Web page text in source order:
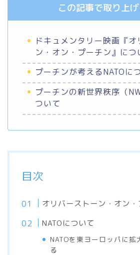
この記事で取り上
ドキュメンタリー映画『オ
ン・オン・プーチン』につ
プーチンが考えるNATOに
プーチンの新世界秩序（
ついて
目次
オリバーストーン・オン
NATOについて
NATOを東ヨーロッパに拡
る